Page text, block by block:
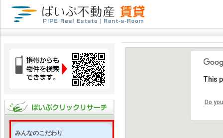
みんなのこだわり
This
Do